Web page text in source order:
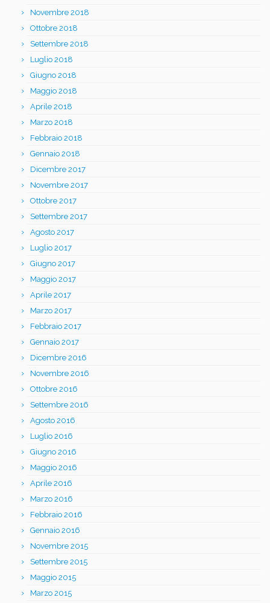
Novembre 2018
Ottobre 2018
Settembre 2018
Luglio 2018
Giugno 2018
Maggio 2018
Aprile 2018
Marzo 2018
Febbraio 2018
Gennaio 2018
Dicembre 2017
Novembre 2017
Ottobre 2017
Settembre 2017
Agosto 2017
Luglio 2017
Giugno 2017
Maggio 2017
Aprile 2017
Marzo 2017
Febbraio 2017
Gennaio 2017
Dicembre 2016
Novembre 2016
Ottobre 2016
Settembre 2016
Agosto 2016
Luglio 2016
Giugno 2016
Maggio 2016
Aprile 2016
Marzo 2016
Febbraio 2016
Gennaio 2016
Novembre 2015
Settembre 2015
Maggio 2015
Marzo 2015